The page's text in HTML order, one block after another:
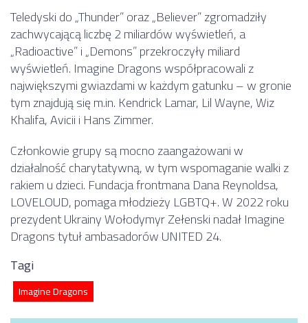
Teledyski do „Thunder” oraz „Believer” zgromadziły
zachwycającą liczbę 2 miliardów wyświetleń, a
„Radioactive” i „Demons” przekroczyły miliard
wyświetleń. Imagine Dragons współpracowali z
największymi gwiazdami w każdym gatunku – w gronie
tym znajdują się m.in. Kendrick Lamar, Lil Wayne, Wiz
Khalifa, Avicii i Hans Zimmer.
Członkowie grupy są mocno zaangażowani w
działalność charytatywną, w tym wspomaganie walki z
rakiem u dzieci. Fundacja frontmana Dana Reynoldsa,
LOVELOUD, pomaga młodzieży LGBTQ+. W 2022 roku
prezydent Ukrainy Wołodymyr Zełenski nadał Imagine
Dragons tytuł ambasadorów UNITED 24.
Tagi
Imagine Dragons